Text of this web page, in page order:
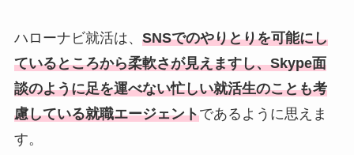
ハローナビ就活は、 SNSでのやりとりを可能にし
ているところから柔軟さが見えますし、Skype面
談のように足を運べない忙しい就活生のことも考
慮している就職エージェントであるように思えま
す。